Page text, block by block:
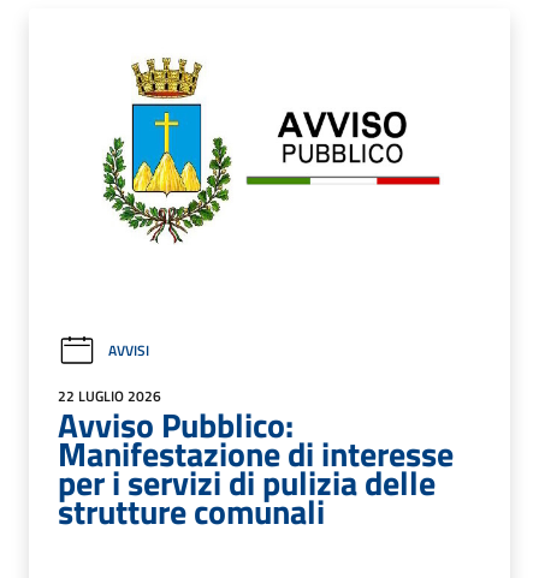
AVVISI
22 LUGLIO 2026
Avviso Pubblico:
Manifestazione di interesse
per i servizi di pulizia delle
strutture comunali